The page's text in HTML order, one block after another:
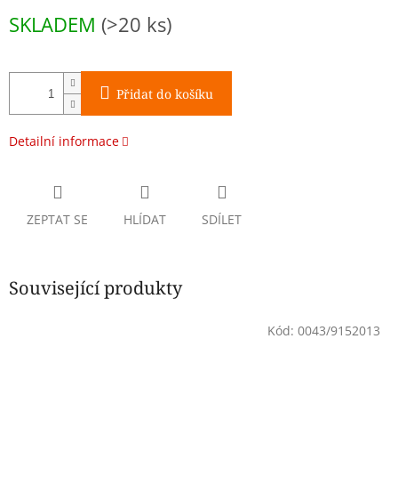
cena:
SKLADEM (>20 ks)
Přidat do košíku
Detailní informace
ZEPTAT SE HLÍDAT SDÍLET
Související produkty
Kód: 0043/9152013